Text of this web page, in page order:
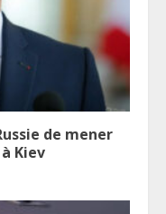
de mener
Kiev